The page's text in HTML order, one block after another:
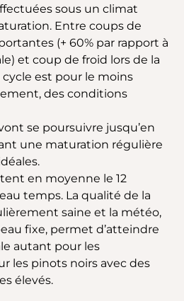
sous un climat
Entre coups de
(+ 60% par rapport à
et coup de froid lors de la
est pour le moins
des conditions
se poursuivre jusqu’en
une maturation régulière
en moyenne le 12
temps. La qualité de la
saine et la météo,
fixe, permet d’atteindre
autant pour les
les pinots noirs avec des
élevés.